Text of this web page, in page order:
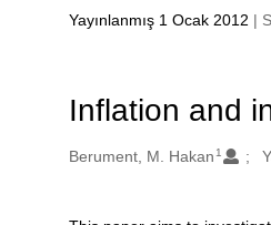
Yayınlanmış 1 Ocak 2012 |
Inflation and
Oluşturanlar
Berument, M. Hakan 1